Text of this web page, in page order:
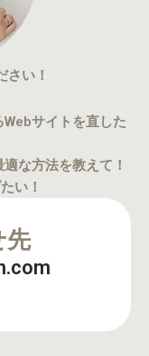
さい！
サイトを直した
な方法を教えて！
い！
先